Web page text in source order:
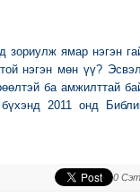
зориулж ямар нэгэн
нэгэн мөн үү?
ба амжилттай
2011 онд
0